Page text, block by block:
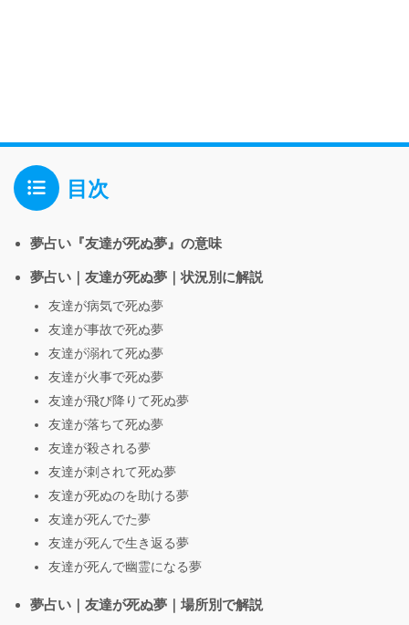
目次
夢占い『友達が死ぬ夢』の意味
夢占い｜友達が死ぬ夢｜状況別に解説
友達が病気で死ぬ夢
友達が事故で死ぬ夢
友達が溺れて死ぬ夢
友達が火事で死ぬ夢
友達が飛び降りて死ぬ夢
友達が落ちて死ぬ夢
友達が殺される夢
友達が刺されて死ぬ夢
友達が死ぬのを助ける夢
友達が死んでた夢
友達が死んで生き返る夢
友達が死んで幽霊になる夢
夢占い｜友達が死ぬ夢｜場所別で解説